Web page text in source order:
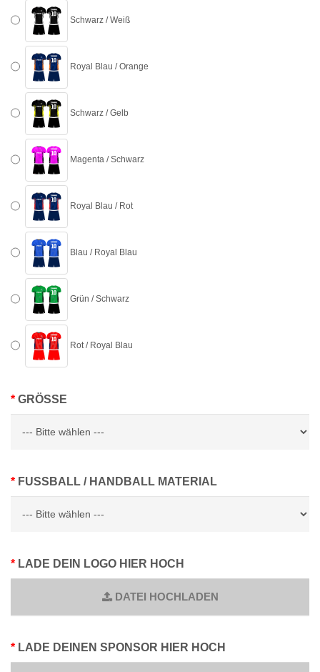
Schwarz / Weiß
Royal Blau / Orange
Schwarz / Gelb
Magenta / Schwarz
Royal Blau / Rot
Blau / Royal Blau
Grün / Schwarz
Rot / Royal Blau
GRÖSSE
FUSSBALL / HANDBALL MATERIAL
LADE DEIN LOGO HIER HOCH
DATEI HOCHLADEN
LADE DEINEN SPONSOR HIER HOCH